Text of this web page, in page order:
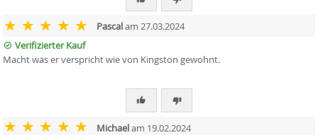
Pascalam 27.03.2024
Verifizierter Kauf
Macht was er verspricht wie von Kingston gewohnt.
Michaelam 19.02.2024